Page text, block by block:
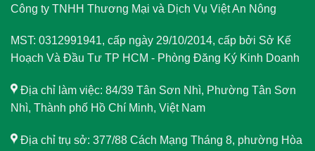
Công ty TNHH Thương Mại và Dịch Vụ Việt An Nông
MST: 0312991941, cấp ngày 29/10/2014, cấp bởi Sở Kế
Hoạch Và Đầu Tư TP HCM - Phòng Đăng Ký Kinh Doanh
Địa chỉ làm việc: 84/39 Tân Sơn Nhì, Phường Tân Sơn
Nhì, Thành phố Hồ Chí Minh, Việt Nam
Địa chỉ trụ sở: 377/88 Cách Mạng Tháng 8, phường Hòa